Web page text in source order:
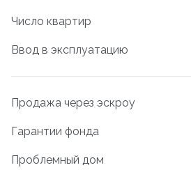
Число квартир
Ввод в эксплуатацию
Продажа через эскроу
Гарантии фонда
Проблемный дом